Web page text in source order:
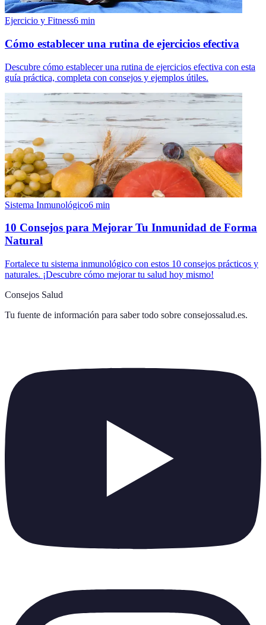
Ejercicio y Fitness6 min
Cómo establecer una rutina de ejercicios efectiva
Descubre cómo establecer una rutina de ejercicios efectiva con esta
guía práctica, completa con consejos y ejemplos útiles.
Sistema Inmunológico6 min
10 Consejos para Mejorar Tu Inmunidad de Forma
Natural
Fortalece tu sistema inmunológico con estos 10 consejos prácticos y
naturales. ¡Descubre cómo mejorar tu salud hoy mismo!
Consejos Salud
Tu fuente de información para saber todo sobre consejossalud.es.